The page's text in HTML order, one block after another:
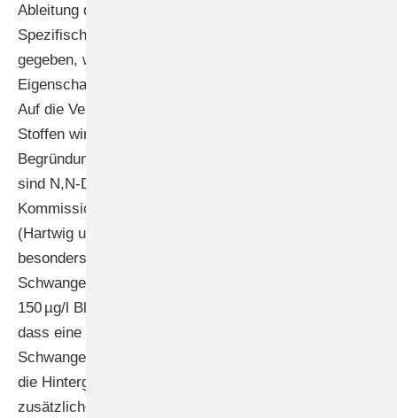
Ableitung der Grenzwerte berücksichtigt werden.
Spezifische Empfehlungen werden zum Beispiel dann
gegeben, wenn der Arbeitsstoff bestimmte
Eigenschaften wie eine gute Hautgängigkeit besitzt.
Auf die Ver­meidung von Hautkontakt mit diesen
Stoffen wird in einem solchen Fall in den
Begründungen explizit hingewiesen. Beispiele dafür
sind N,N-Dimethylformamid (Hartwig u. MAK-
Kommission 2016a, 2017a) und Dimethylsulfoxid
(Hartwig u. MAK-Kommission 2016b, 2017b). Auch bei
besonders toxischen Arbeitsstoffen wie Blei, das der
Schwangerschaftsgruppe A bei einem BAT-Wert von
150 µg/l Blut zugeordnet ist, wird darauf hingewiesen,
dass eine zusätzliche Bleiexposition von
Schwangeren und Frauen im gebärfähigen Alter über
die Hintergrundbelastung hinaus mit einem
zusätzlichen Gesundheitsrisiko des Ungeborenen